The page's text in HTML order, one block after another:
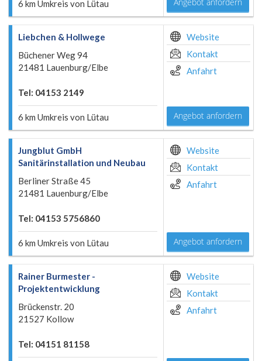
6 km Umkreis von Lütau
Liebchen & Hollwege
Büchener Weg 94
21481 Lauenburg/Elbe
Tel: 04153 2149
6 km Umkreis von Lütau
Website
Kontakt
Anfahrt
Angebot anfordern
Jungblut GmbH
Sanitärinstallation und Neubau
Berliner Straße 45
21481 Lauenburg/Elbe
Tel: 04153 5756860
6 km Umkreis von Lütau
Website
Kontakt
Anfahrt
Angebot anfordern
Rainer Burmester -
Projektentwicklung
Brückenstr. 20
21527 Kollow
Tel: 04151 81158
Website
Kontakt
Anfahrt